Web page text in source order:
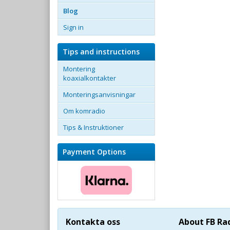
Blog
Sign in
Tips and instructions
Montering
koaxialkontakter
Monteringsanvisningar
Om komradio
Tips & Instruktioner
Payment Options
Kontakta oss About FB